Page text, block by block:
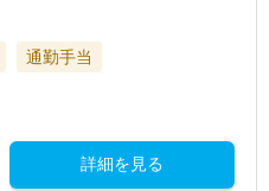
通勤手当
詳細を見る